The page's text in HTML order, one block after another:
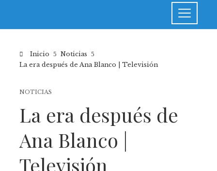
Inicio
Noticias
La era después de Ana Blanco | Televisión
NOTICIAS
La era después de
Ana Blanco |
Televisión